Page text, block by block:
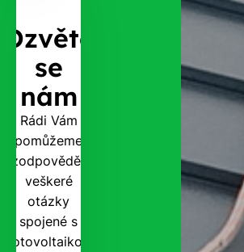
Ozvěte
se
nám
Rádi Vám
pomůžeme
zodpovědět
veškeré
otázky
spojené s
fotovoltaikou